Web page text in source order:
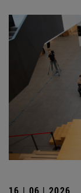
16 | 06 | 2026